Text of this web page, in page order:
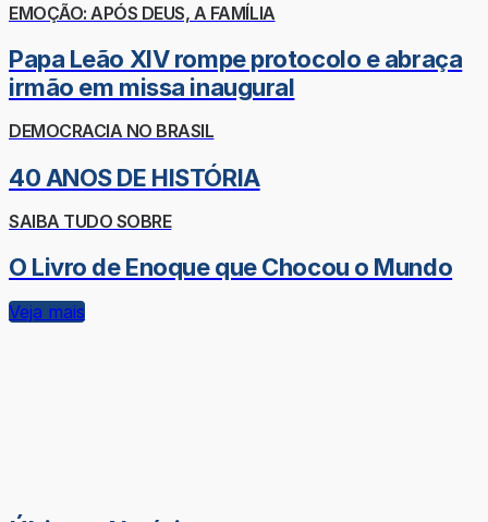
EMOÇÃO: APÓS DEUS, A FAMÍLIA
Papa Leão XIV rompe protocolo e abraça
irmão em missa inaugural
DEMOCRACIA NO BRASIL
40 ANOS DE HISTÓRIA
SAIBA TUDO SOBRE
O Livro de Enoque que Chocou o Mundo
Veja mais